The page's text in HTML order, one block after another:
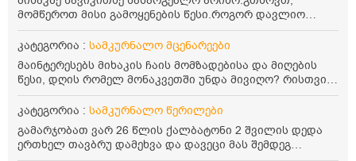
მომწეროთ მისი გამოყენების წესი.როგორ დავლიო
მიხაკის ჩაი. ასევე მაინტერესებს ლეიკოციტები მაქვს
ოდნავ დაბალი და წავიკითხე ლეიკოციტების დონეს
მაღლა წევსო და ასეა?
კატეგორია : სამკურნალო მცენარეები
მაინტერესებს მიხაკის ჩაის მომზადებისა და მიღების
წესი, დღის რომელ მონაკვეთში უნდა მივიღო? რისთვის
არის სასარგებლო და უკუჩვენება თუ აქვს
კატეგორია : სამკურნალო წერილები
გამარჯობათ ვარ 26 წლის ქალბატონი 2 შვილის დედა
ერთხელ თავბრუ დამეხვა და დავეცი მას შემდეგ